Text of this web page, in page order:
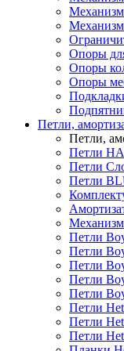
Опоры
Опоры
Опоры
Петли,
Петли,
Петли
Петли
Петли
Петли
Петли
Петли
Петли
Петли
Петли
Петли
Петли